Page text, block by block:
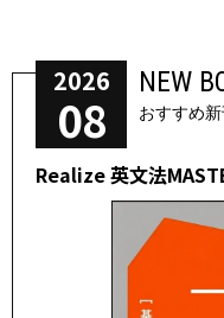
2026
08
NEW
おすすめ新
Realize 英文法